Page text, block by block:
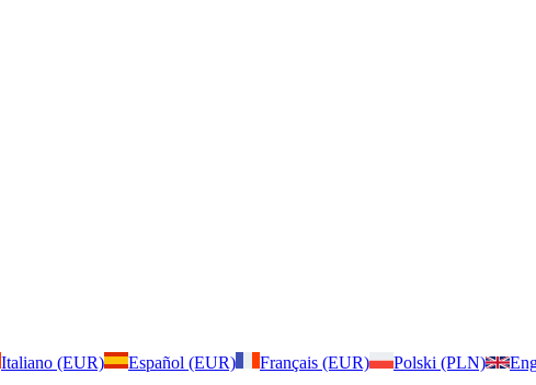
Italiano (EUR) Español (EUR) Français (EUR) Polski (PLN)